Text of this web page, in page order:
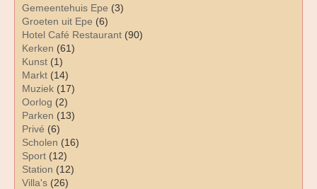
Gemeentehuis Epe (3)
Groeten uit Epe (6)
Hotel Café Restaurant (90)
Kerken (61)
Kunst (1)
Markt (14)
Muziek (17)
Oorlog (2)
Parken (13)
Privé (6)
Scholen (16)
Sport (12)
Station (12)
Villa's (26)